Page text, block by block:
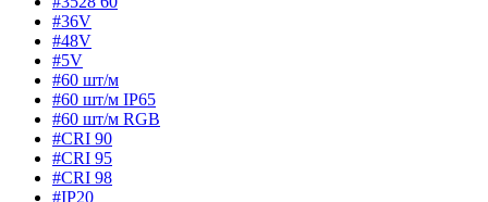
#36V
#48V
#5V
#60 шт/м
#60 шт/м IP65
#60 шт/м RGB
#CRI 90
#CRI 95
#CRI 98
#IP20